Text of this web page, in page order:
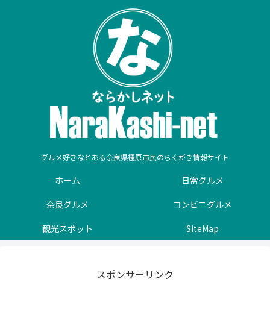
グルメ好きなとある奈良県橿原市民のらくがき情報サイト
ホーム
日常グルメ
奈良グルメ
コンビニグルメ
観光スポット
SiteMap
スポンサーリンク